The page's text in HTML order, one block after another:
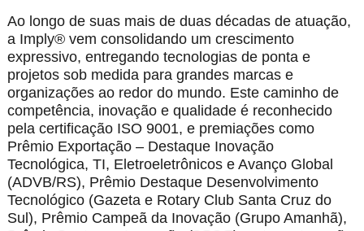
Ao longo de suas mais de duas décadas de atuação,
a Imply® vem consolidando um crescimento
expressivo, entregando tecnologias de ponta e
projetos sob medida para grandes marcas e
organizações ao redor do mundo. Este caminho de
competência, inovação e qualidade é reconhecido
pela certificação ISO 9001, e premiações como
Prêmio Exportação – Destaque Inovação
Tecnológica, TI, Eletroeletrônicos e Avanço Global
(ADVB/RS), Prêmio Destaque Desenvolvimento
Tecnológico (Gazeta e Rotary Club Santa Cruz do
Sul), Prêmio Campeã da Inovação (Grupo Amanhã),